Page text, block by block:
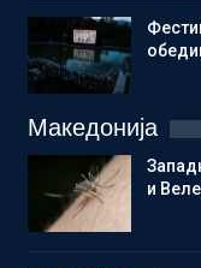
Македонија
и